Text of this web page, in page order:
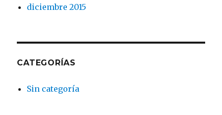
diciembre 2015
CATEGORÍAS
Sin categoría